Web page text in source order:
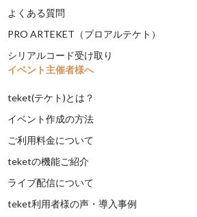
よくある質問
PRO ARTEKET（プロアルテケト）
シリアルコード受け取り
イベント主催者様へ
teket(テケト)とは？
イベント作成の方法
ご利用料金について
teketの機能ご紹介
ライブ配信について
teket利用者様の声・導入事例